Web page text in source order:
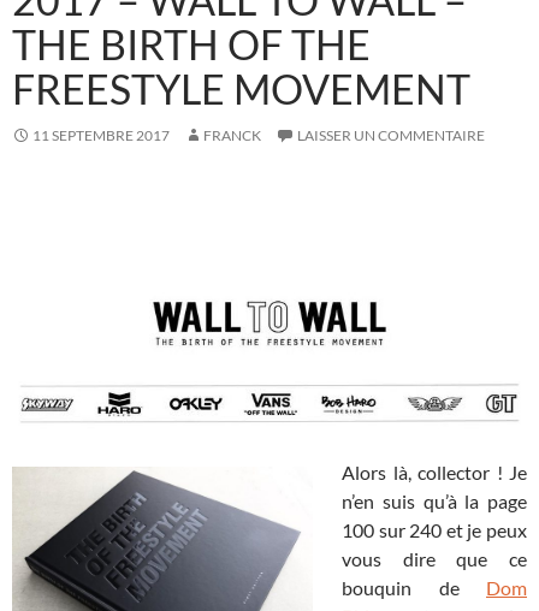
THE BIRTH OF THE
FREESTYLE MOVEMENT
11 SEPTEMBRE 2017 FRANCK LAISSER UN COMMENTAIRE
Alors là, collector ! Je
n’en suis qu’à la page
100 sur 240 et je peux
vous dire que ce
bouquin de Dom